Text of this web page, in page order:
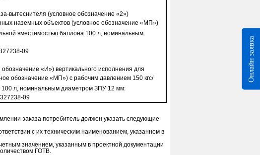
вытеснителя (условное обозначение «2»)
наземных объектов (условное обозначение «МП»)
вместимостью баллона 100 л, номинальным
09
«И») вертикального исполнения для
обозначение «МП») с рабочим давлением 150 кгс/
100 л, номинальным диаметром ЗПУ 12 мм:
09
заказа потребитель должен указать следующие
с их техническим наименованием, указанном в
значением, указанным в проектной документации
ГОТВ.
Онлайн заявка